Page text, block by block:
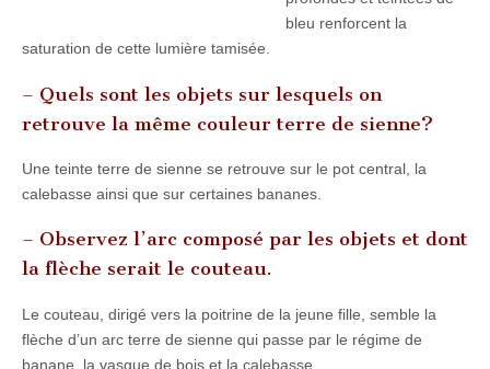
bleu renforcent la
saturation de cette lumière tamisée.
– Quels sont les objets sur lesquels on
retrouve la même couleur terre de sienne?
Une teinte terre de sienne se retrouve sur le pot central, la
calebasse ainsi que sur certaines bananes.
– Observez l’arc composé par les objets et dont
la flèche serait le couteau.
Le couteau, dirigé vers la poitrine de la jeune fille, semble la
flèche d’un arc terre de sienne qui passe par le régime de
banane, la vasque de bois et la calebasse.